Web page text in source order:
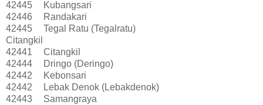
42445
Kubangsari
42446
Randakari
42445
Tegal Ratu (Tegalratu)
Citangkil
42441
Citangkil
42444
Dringo (Deringo)
42442
Kebonsari
42442
Lebak Denok (Lebakdenok)
42443
Samangraya